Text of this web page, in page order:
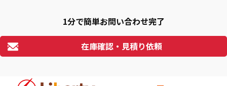
1分で簡単お問い合わせ完了
在庫確認・見積り依頼